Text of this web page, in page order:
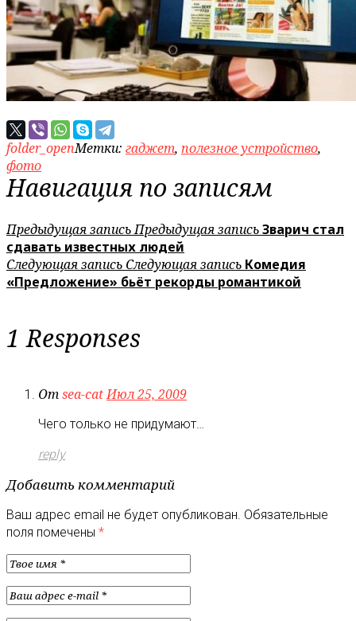
folder_openМетки: гаджет, полезное устройство,
фото
Навигация по записям
Предыдущая записьПредыдущая записьЗварич стал
сдавать известных людей
Следующая запись Следующая запись Комедия
«Предложение» бьёт рекорды романтикой
1 Responses
Отsea-catИюл 25, 2009
Чего только не придумают…
reply
Добавить комментарий
Ваш адрес email не будет опубликован. Обязательные
поля помечены *